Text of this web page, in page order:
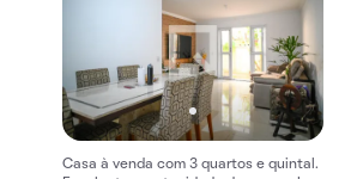
Casa à venda com 3 quartos e quintal.